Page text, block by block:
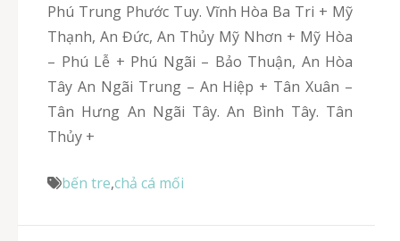
Phú Trung Phước Tuy. Vĩnh Hòa Ba Tri + Mỹ
Thạnh, An Đức, An Thủy Mỹ Nhơn + Mỹ Hòa
– Phú Lễ + Phú Ngãi – Bảo Thuận, An Hòa
Tây An Ngãi Trung – An Hiệp + Tân Xuân –
Tân Hưng An Ngãi Tây. An Bình Tây. Tân
Thủy +
bến tre,chả cá mối